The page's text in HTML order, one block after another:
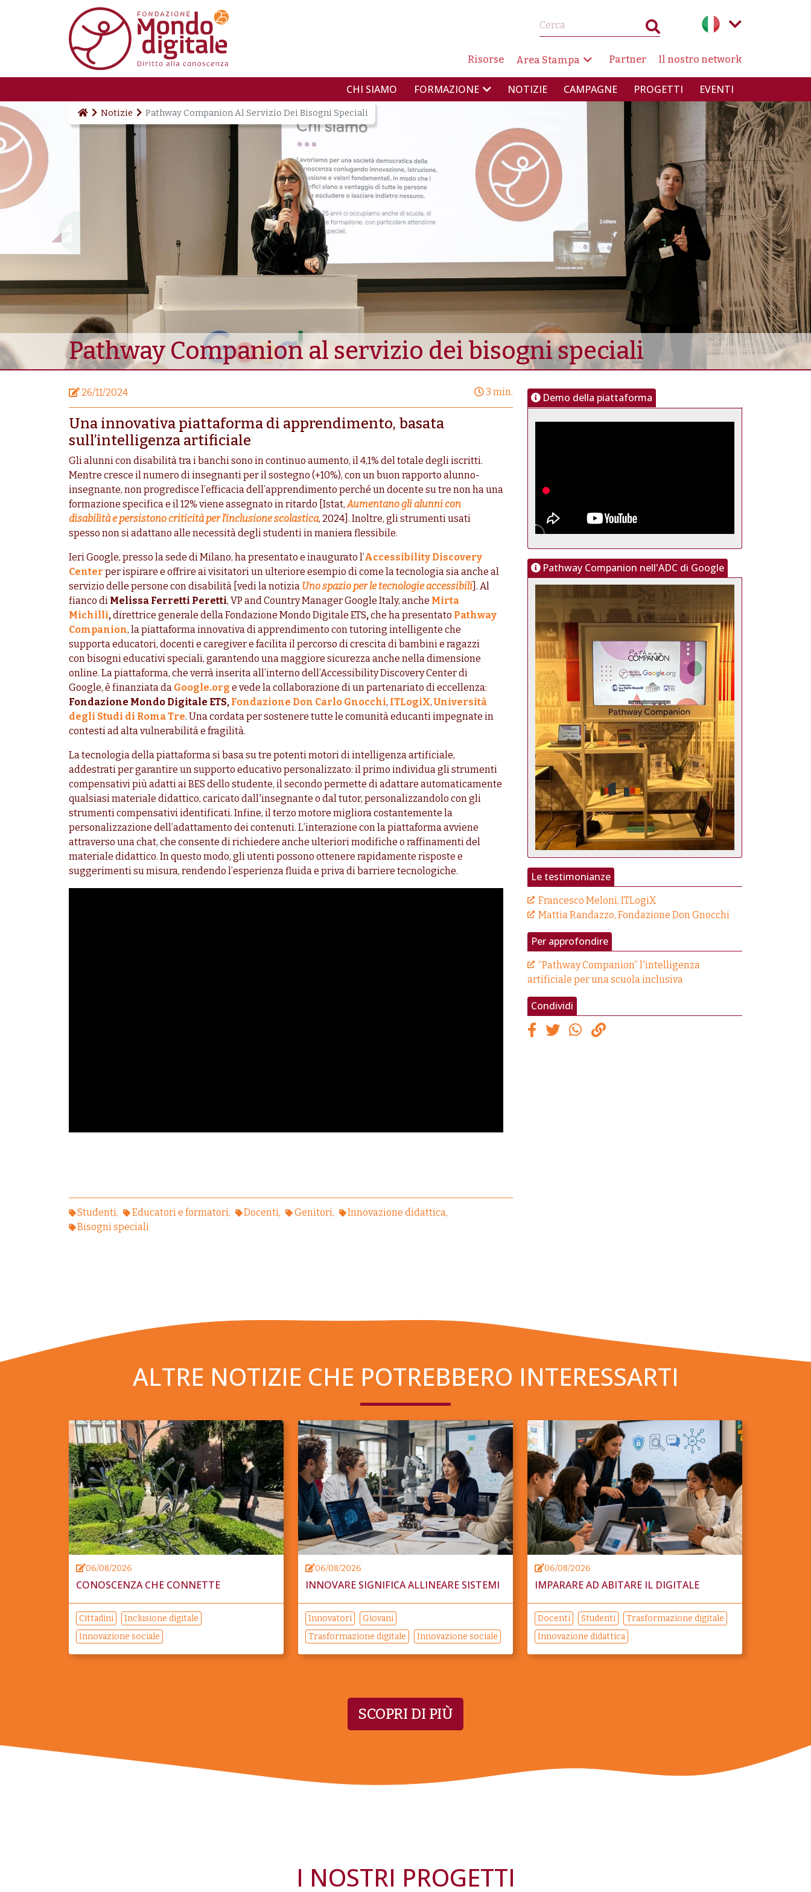
Salta al contenuto principale
NAVIGAZIONE SECONDARIA
Risorse Area Stampa Partner Il nostro network
NAVIGAZIONE PRINCIPALE
CHI SIAMO FORMAZIONE NOTIZIE CAMPAGNE PROGETTI EVENTI
Notizie Pathway Companion Al Servizio Dei Bisogni Speciali
Pathway Companion al servizio dei bisogni speciali
26/11/2024 3 min.
Una innovativa piattaforma di apprendimento, basata
sull’intelligenza artificiale
Gli alunni con disabilità tra i banchi sono in continuo aumento, il 4,1% del totale degli iscritti.
Mentre cresce il numero di insegnanti per il sostegno (+10%), con un buon rapporto alunno-
insegnante, non progredisce l’efficacia dell’apprendimento perché un docente su tre non ha una
formazione specifica e il 12% viene assegnato in ritardo [Istat,Aumentano gli alunni con
disabilità e persistono criticità per l’inclusione scolastica, 2024]. Inoltre, gli strumenti usati
spesso non si adattano alle necessità degli studenti in maniera flessibile.
Ieri Google, presso la sede di Milano, ha presentato e inaugurato l’Accessibility Discovery
Center per ispirare e offrire ai visitatori un ulteriore esempio di come la tecnologia sia anche al
servizio delle persone con disabilità [vedi la notizia Uno spazio per le tecnologie accessibili ]. Al
fianco di Melissa Ferretti Peretti, VP and Country Manager Google Italy, anche Mirta
Michilli,direttrice generale della Fondazione Mondo Digitale ETS,che ha presentato Pathway
Companion, la piattaforma innovativa di apprendimento con tutoring intelligente che
supporta educatori, docenti e caregiver e facilita il percorso di crescita di bambini e ragazzi
con bisogni educativi speciali, garantendo una maggiore sicurezza anche nella dimensione
online. La piattaforma, che verrà inserita all’interno dell’Accessibility Discovery Center di
Google, è finanziata da Google.org e vede la collaborazione di un partenariato di eccellenza:
Fondazione Mondo Digitale ETS, Fondazione Don Carlo Gnocchi, ITLogiX, Università
degli Studi di Roma Tre. Una cordata per sostenere tutte le comunità educanti impegnate in
contesti ad alta vulnerabilità e fragilità.
La tecnologia della piattaforma si basa su tre potenti motori di intelligenza artificiale,
addestrati per garantire un supporto educativo personalizzato: il primo individua gli strumenti
compensativi più adatti ai BES dello studente, il secondo permette di adattare automaticamente
qualsiasi materiale didattico, caricato dall'insegnante o dal tutor, personalizzandolo con gli
strumenti compensativi identificati. Infine, il terzo motore migliora costantemente la
personalizzazione dell’adattamento dei contenuti. L’interazione con la piattaforma avviene
attraverso una chat, che consente di richiedere anche ulteriori modifiche o raffinamenti del
materiale didattico. In questo modo, gli utenti possono ottenere rapidamente risposte e
suggerimenti su misura, rendendo l’esperienza fluida e priva di barriere tecnologiche.
Demo della piattaforma
Pathway Companion nell'ADC di Google
Le testimonianze
Francesco Meloni, ITLogiX
Mattia Randazzo, Fondazione Don Gnocchi
Per approfondire
“Pathway Companion” l'intelligenza
artificiale per una scuola inclusiva
Condividi
Studenti Educatori e formatori Docenti Genitori
Innovazione didattica
Bisogni speciali
ALTRE NOTIZIE CHE POTREBBERO INTERESSARTI
06/08/2026
CONOSCENZA CHE CONNETTE
Cittadini
Inclusione digitale
Innovazione sociale
06/08/2026
INNOVARE SIGNIFICA ALLINEARE SISTEMI
Innovatori
Giovani
Trasformazione digitale
Innovazione sociale
06/08/2026
IMPARARE AD ABITARE IL DIGITALE
Docenti Studenti
Trasformazione digitale
Innovazione didattica
SCOPRI DI PIÙ
I NOSTRI PROGETTI